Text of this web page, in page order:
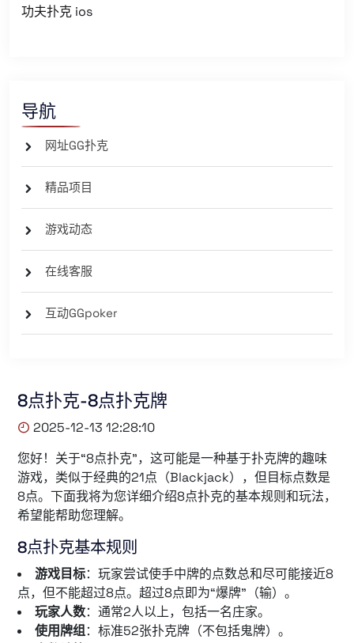
功夫扑克 ios
导航
网址GG扑克
精品项目
游戏动态
在线客服
互动GGpoker
8点扑克-8点扑克牌
2025-12-13 12:28:10
您好！关于“8点扑克”，这可能是一种基于扑克牌的趣味
游戏，类似于经典的21点（Blackjack），但目标点数是
8点。下面我将为您详细介绍8点扑克的基本规则和玩法，
希望能帮助您理解。
8点扑克基本规则
游戏目标：玩家尝试使手中牌的点数总和尽可能接近8
点，但不能超过8点。超过8点即为“爆牌”（输）。
玩家人数：通常2人以上，包括一名庄家。
使用牌组：标准52张扑克牌（不包括鬼牌）。